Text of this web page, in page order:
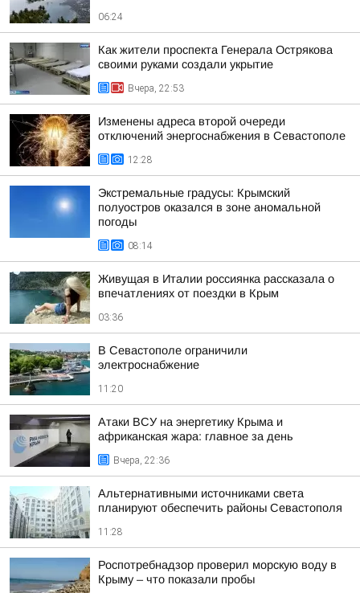
06:24
Как жители проспекта Генерала Острякова
своими руками создали укрытие
Вчера, 22:53
Изменены адреса второй очереди
отключений энергоснабжения в Севастополе
12:28
Экстремальные градусы: Крымский
полуостров оказался в зоне аномальной
погоды
08:14
Живущая в Италии россиянка рассказала о
впечатлениях от поездки в Крым
03:36
В Севастополе ограничили
электроснабжение
11:20
Атаки ВСУ на энергетику Крыма и
африканская жара: главное за день
Вчера, 22:36
Альтернативными источниками света
планируют обеспечить районы Севастополя
11:28
Роспотребнадзор проверил морскую воду в
Крыму – что показали пробы